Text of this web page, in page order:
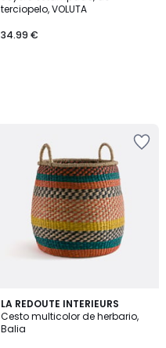
terciopelo, VOLUTA
34.99 €
LA REDOUTE INTERIEURS
Cesto multicolor de herbario,
Balia
4,4
/ 5